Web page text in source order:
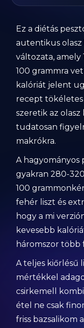
Ez a diétás
autentikus olasz
változata,
100 grammra
kalóriát jelent
recept tökéletes
szeretik az
tudatosan
makrókra.
A hagyományos
gyakran 280-
100
fehér liszt és
hogy a mi
kevesebb
háromszor több
A teljes kiőrlésű
mértékkel
csirkemell
étel ne csak
friss bazsalikom